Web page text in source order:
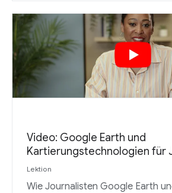
Video: Google Earth und
Kartierungstechnologien für
Lektion
Wie Journalisten Google Earth